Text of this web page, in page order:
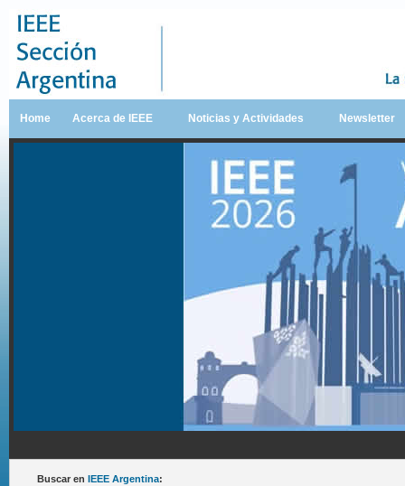
Home Acerca de IEEE Noticias y Actividades Newsletter
Buscar en IEEE Argentina: